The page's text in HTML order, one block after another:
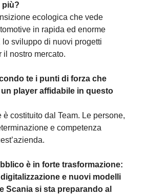
più?
ecologica che vede
in rapida ed enorme
lo sviluppo di nuovi progetti
il nostro mercato.
te i punti di forza che
player affidabile in questo
è costituito dal Team. Le persone,
e competenza
è in forte trasformazione:
e nuovi modelli
Scania si sta preparando al